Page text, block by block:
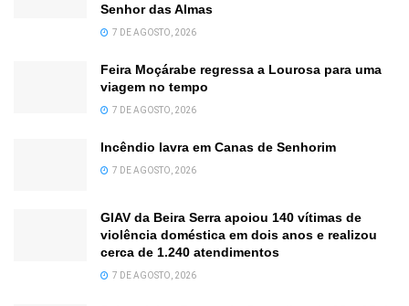
Senhor das Almas
7 DE AGOSTO, 2026
Feira Moçárabe regressa a Lourosa para uma
viagem no tempo
7 DE AGOSTO, 2026
Incêndio lavra em Canas de Senhorim
7 DE AGOSTO, 2026
GIAV da Beira Serra apoiou 140 vítimas de
violência doméstica em dois anos e realizou
cerca de 1.240 atendimentos
7 DE AGOSTO, 2026